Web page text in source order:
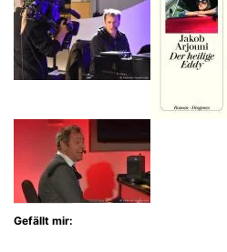
Gefällt mir: